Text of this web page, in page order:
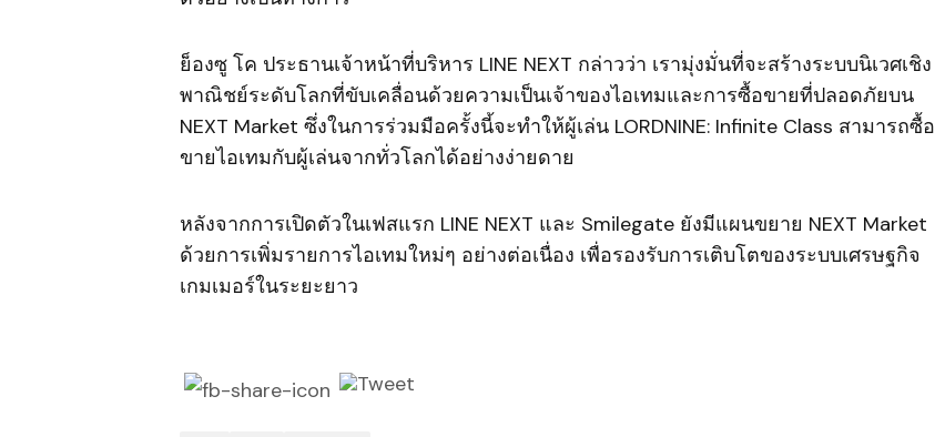
ย็องซู โค ประธานเจ้าหน้าที่บริหาร LINE NEXT กล่าวว่า เรามุ่งมั่นที่จะสร้างระบบนิเวศเชิง
พาณิชย์ระดับโลกที่ขับเคลื่อนด้วยความเป็นเจ้าของไอเทมและการซื้อขายที่ปลอดภัยบน
NEXT Market ซึ่งในการร่วมมือครั้งนี้จะทำให้ผู้เล่น LORDNINE: Infinite Class สามารถซื้อ
ขายไอเทมกับผู้เล่นจากทั่วโลกได้อย่างง่ายดาย
หลังจากการเปิดตัวในเฟสแรก LINE NEXT และ Smilegate ยังมีแผนขยาย NEXT Market
ด้วยการเพิ่มรายการไอเทมใหม่ๆ อย่างต่อเนื่อง เพื่อรองรับการเติบโตของระบบเศรษฐกิจ
เกมเมอร์ในระยะยาว